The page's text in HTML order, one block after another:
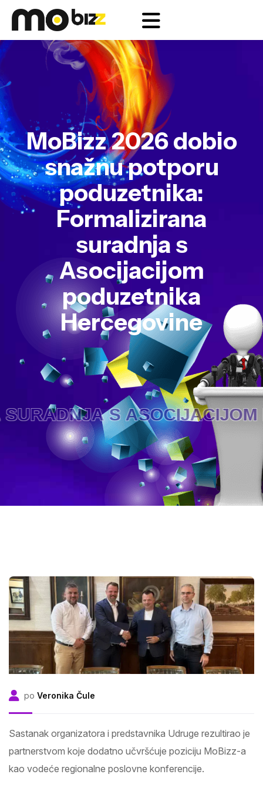
MoBizz 2026 dobio
snažnu potporu
poduzetnika:
Formalizirana
suradnja s
Asocijacijom
poduzetnika
Hercegovine
ASOCIJACIJOM
po Veronika Čule
Sastanak organizatora i predstavnika Udruge rezultirao je
partnerstvom koje dodatno učvršćuje poziciju MoBizz-a
kao vodeće regionalne poslovne konferencije.